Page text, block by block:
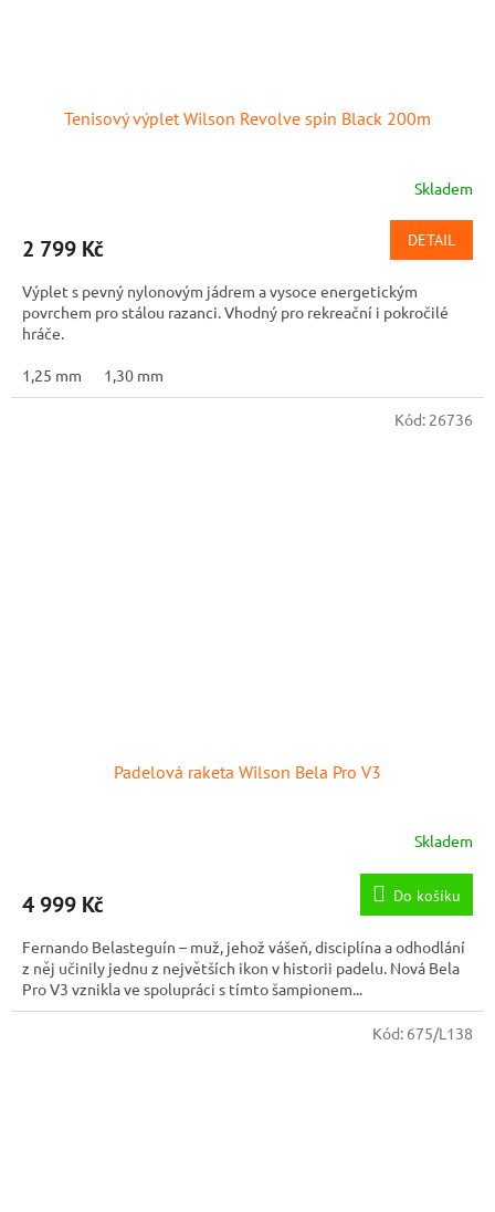
Tenisový výplet Wilson Revolve spin Black 200m
Skladem
2 799 Kč DETAIL
Výplet s pevný nylonovým jádrem a vysoce energetickým
povrchem pro stálou razanci. Vhodný pro rekreační i pokročilé
hráče.
1,25 mm 1,30 mm
Padelová raketa Wilson Bela Pro V3
Skladem
4 999 Kč Do košíku
Fernando Belasteguín – muž, jehož vášeň, disciplína a odhodlání
z něj učinily jednu z největších ikon v historii padelu. Nová Bela
Pro V3 vznikla ve spolupráci s tímto šampionem...
Kód: 26736
Kód: 675/L138